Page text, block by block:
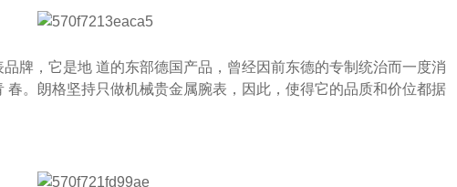
牌，它是地 道的东部德国产品，曾经因前东德的专制统治而一度消
春。朗格坚持只做机械贵金属腕表，因此，使得它的品质和价位都据